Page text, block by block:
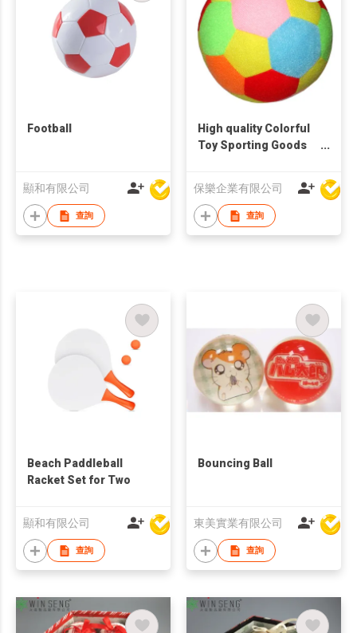
Football
顯和有限公司
查詢
High quality Colorful
Toy Sporting Goods
保樂企業有限公司
查詢
Beach Paddleball
Racket Set for Two
顯和有限公司
查詢
Bouncing Ball
東美實業有限公司
查詢